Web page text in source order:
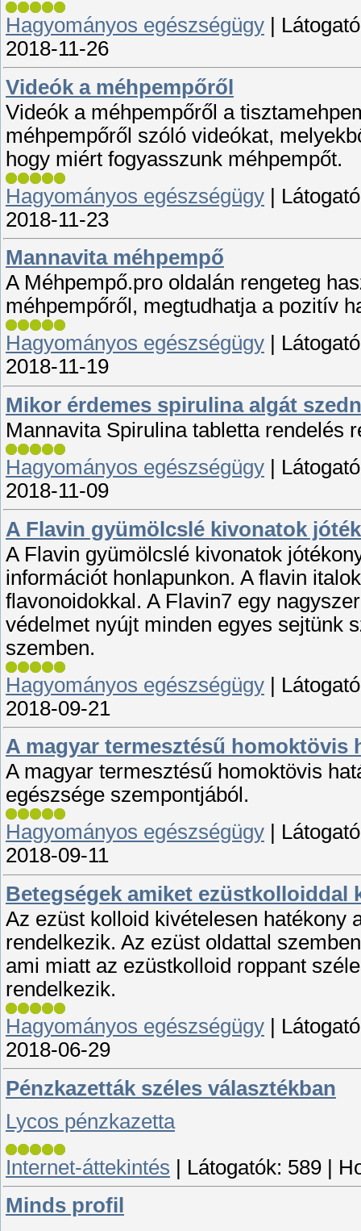
Hagyományos egészségügy
2018-11-26
Videók a méhpempőről
Videók a méhpempőről a
méhpempőről szóló videókat,
hogy miért fogyasszunk méhpempőt.
Hagyományos egészségügy |
2018-11-23
Mannavita méhpempő
A Méhpempő.pro oldalán rengeteg
méhpempőről, megtudhatja a pozitív
Hagyományos egészségügy
2018-11-19
Mikor érdemes spirulina algát
Mannavita Spirulina tabletta rendelés
Hagyományos egészségügy
2018-11-09
A Flavin gyümölcslé kivonatok
A Flavin gyümölcslé kivonatok
információt honlapunkon. A flavin
flavonoidokkal. A Flavin7 egy
védelmet nyújt minden egyes sejtünk
szemben.
Hagyományos egészségügy |
2018-09-21
A magyar termesztésű homoktövis
A magyar termesztésű homoktövis
egészsége szempontjából.
Hagyományos egészségügy
2018-09-11
Betegségek amiket ezüstkolloiddal
Az ezüst kolloid kivételesen hatékony
rendelkezik. Az ezüst oldattal
ami miatt az ezüstkolloid roppant
rendelkezik.
Hagyományos egészségügy
2018-06-29
Pénzkazetták széles választékban
Lycos pénzkazetta
Internet-áttekintés Látogatók: 589
Minds profil